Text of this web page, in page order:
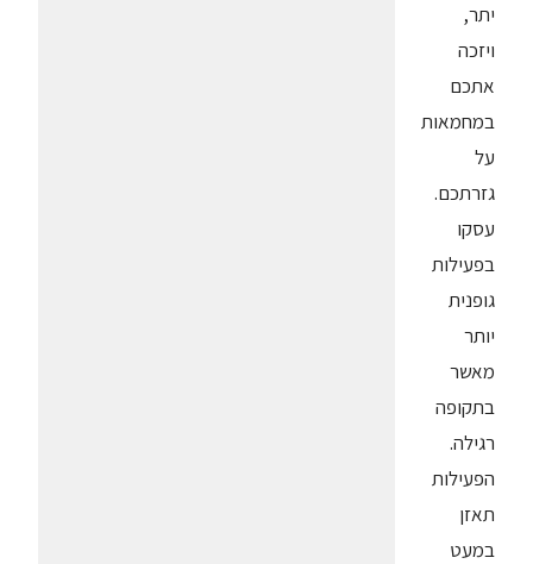
יתר,
ויזכה
אתכם
במחמאות
על
גזרתכם.
עסקו
בפעילות
גופנית
יותר
מאשר
בתקופה
רגילה.
הפעילות
תאזן
במעט